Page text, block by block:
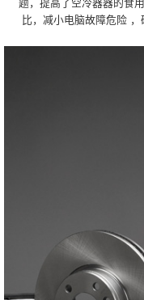
题，提高了空冷器器的食
比，减小电脑故障危险 ，